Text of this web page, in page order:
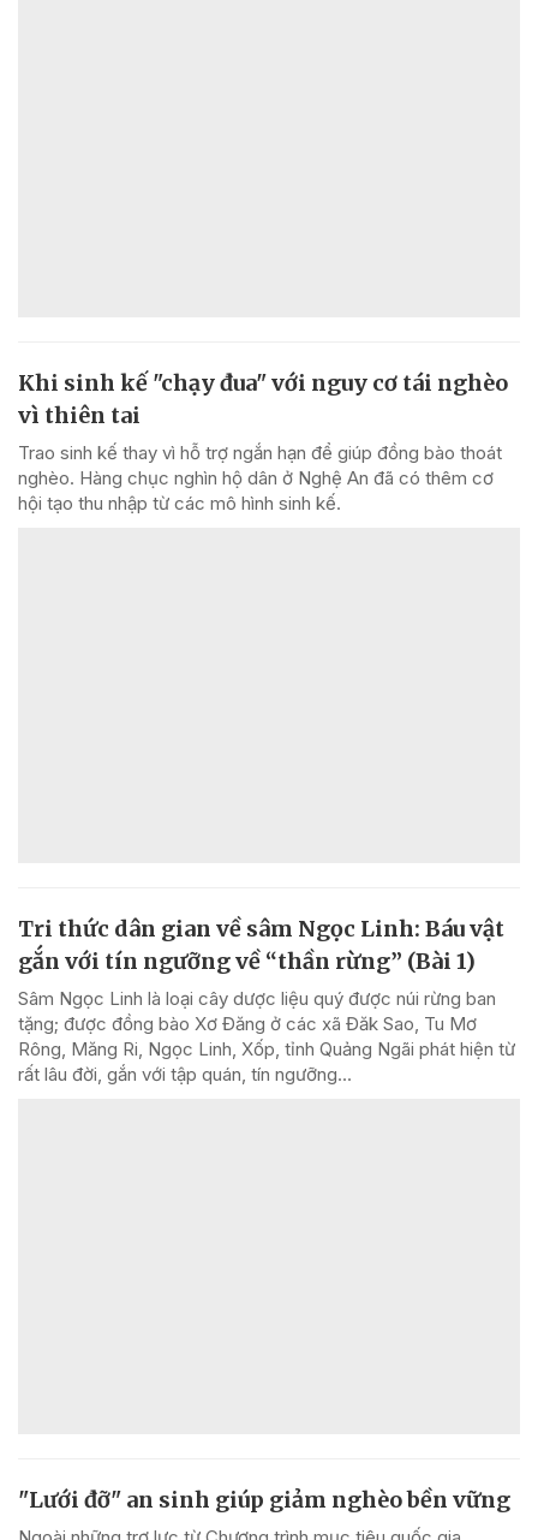
Khi sinh kế "chạy đua" với nguy cơ tái nghèo
vì thiên tai
Trao sinh kế thay vì hỗ trợ ngắn hạn để giúp đồng bào thoát
nghèo. Hàng chục nghìn hộ dân ở Nghệ An đã có thêm cơ
hội tạo thu nhập từ các mô hình sinh kế.
Tri thức dân gian về sâm Ngọc Linh: Báu vật
gắn với tín ngưỡng về “thần rừng” (Bài 1)
Sâm Ngọc Linh là loại cây dược liệu quý được núi rừng ban
tặng; được đồng bào Xơ Đăng ở các xã Đăk Sao, Tu Mơ
Rông, Măng Ri, Ngọc Linh, Xốp, tỉnh Quảng Ngãi phát hiện từ
rất lâu đời, gắn với tập quán, tín ngưỡng...
"Lưới đỡ" an sinh giúp giảm nghèo bền vững